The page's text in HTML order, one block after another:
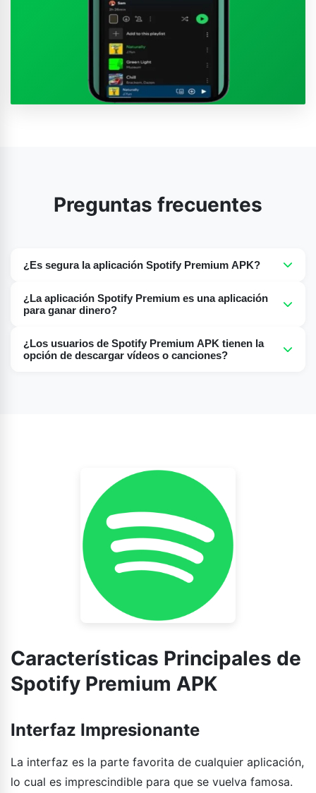
Preguntas frecuentes
¿Es segura la aplicación Spotify Premium APK?
segura y está libre de virus o malware.
¿La aplicación Spotify Premium es una aplicación
para ganar dinero?
brinda una experiencia premium con funciones premium
¿Los usuarios de Spotify Premium APK tienen la
opción de descargar vídeos o canciones?
Características Principales de
Spotify Premium APK
Interfaz Impresionante
La interfaz es la parte favorita de cualquier aplicación,
lo cual es imprescindible para que se vuelva famosa.